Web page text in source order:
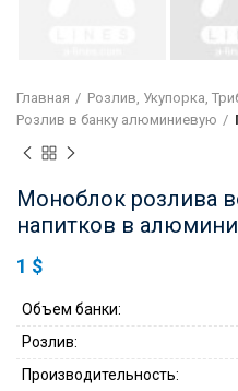
Главная
Розлив, Укупорка,
Розлив в банку алюминиевую
Моноблок розлива
напитков в
1 $
Объем банки:
Розлив:
Производительность: